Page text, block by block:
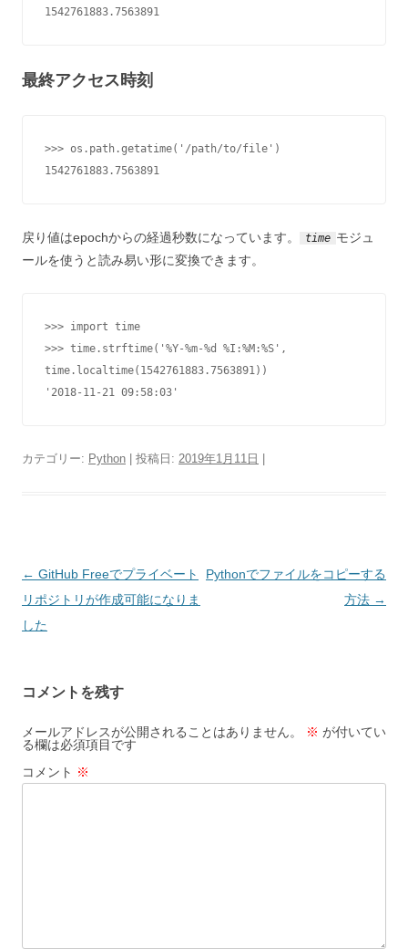
1542761883.7563891
最終アクセス時刻
>>> os.path.getatime('/path/to/file')
1542761883.7563891
戻り値はepochからの経過秒数になっています。 time モジュ
ールを使うと読み易い形に変換できます。
>>> import time
>>> time.strftime('%Y-%m-%d %I:%M:%S',
time.localtime(1542761883.7563891))
'2018-11-21 09:58:03'
カテゴリー: Python | 投稿日: 2019年1月11日
投
稿
ナ
ー
シ
ョ
ン
← GitHub Freeでプライベート
リポジトリが作成可能になりま
した
Pythonでファイルをコピーする
方法 →
コメントを残す
メールアドレスが公開されることはありません。 ※ が付いてい
る欄は必須項目です
コメント ※